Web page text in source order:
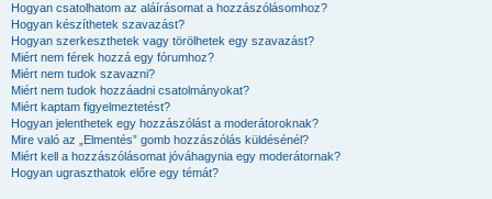
Hogyan csatolhatom az aláírásomat a hozzászólásomhoz?
Hogyan készíthetek szavazást?
Hogyan szerkeszthetek vagy törölhetek egy szavazást?
Miért nem férek hozzá egy fórumhoz?
Miért nem tudok szavazni?
Miért nem tudok hozzáadni csatolmányokat?
Miért kaptam figyelmeztetést?
Hogyan jelenthetek egy hozzászólást a moderátoroknak?
Mire való az „Elmentés” gomb hozzászólás küldésénél?
Miért kell a hozzászólásomat jóváhagynia egy moderátornak?
Hogyan ugraszthatok előre egy témát?